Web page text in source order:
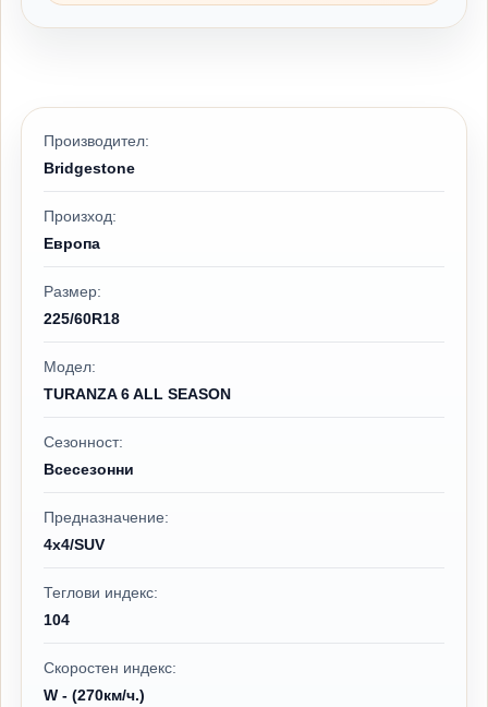
Производител:
Bridgestone
Произход:
Европа
Размер:
225/60R18
Модел:
TURANZA 6 ALL SEASON
Сезонност:
Всесезонни
Предназначение:
4x4/SUV
Теглови индекс:
104
Скоростен индекс:
W - (270км/ч.)